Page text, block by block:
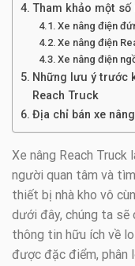
Tham khảo một số
Xe nâng điện
Xe nâng điện
Xe nâng điện
Những lưu ý trước
Reach Truck
Địa chỉ bán xe
Xe nâng Reach Truck
người quan tâm và
thiết bị nhà kho vô
dưới đây, chúng ta sẽ
thông tin hữu ích về
được đặc điểm, phân